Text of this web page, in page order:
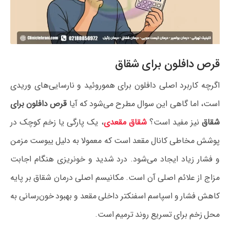
قرص دافلون برای شقاق
اگرچه کاربرد اصلی دافلون برای هموروئید و نارسایی‌های وریدی
است، اما گاهی این سوال مطرح می‌شود که آیا قرص دافلون برای
شقاق نیز مفید است؟شقاق مقعدی، یک پارگی یا زخم کوچک در
پوشش مخاطی کانال مقعد است که معمولا به دلیل یبوست مزمن
و فشار زیاد ایجاد می‌شود. درد شدید و خونریزی هنگام اجابت
مزاج از علائم اصلی آن است. مکانیسم اصلی درمان شقاق بر پایه
کاهش فشار و اسپاسم اسفنکتر داخلی مقعد و بهبود خون‌رسانی به
محل زخم برای تسریع روند ترمیم است.